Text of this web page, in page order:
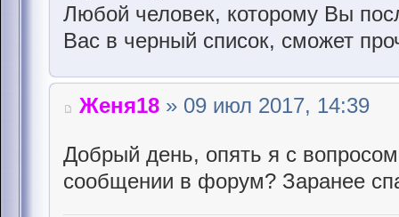
Любой человек, которому Вы
Вас в черный список, сможет
Женя18 » 09 июл 2017, 14:39
Добрый день, опять я с
сообщении в форум? Заранее